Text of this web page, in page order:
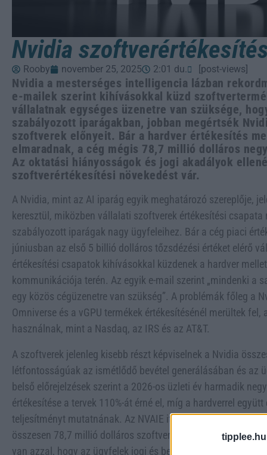
Nvidia
Rooby november 25, 2025 2:01 du. [post-views]
Nvidia a mesterséges intelligencia lázban
e-mailek szerint kihívásokkal küzd
vállalatnak egységes üzenetre van szüksége,
szabályozott iparágakban, jobban megértsék
szoftverek előnyeit. Bár a hardver értékesítés
elmaradnak, a cég mégis 78,7 millió dolláros
Az oktatási hiányosságok és jogi akadályok
szoftverértékesítési növekedést vár.
A Nvidia, mint az AI iparág egyik meghatározó szereplője,
keresztül, miközben vállalati szoftverek értékesítési
szabályozott iparágak nagy ügyfeleihez. Bár a cég piaci
júniusban az első 5 billió dolláros tőzsdézési értéket elérő
értékesítési csapatok kihívásokkal küzdenek a hardver
kommunikációja terén. Az egyik e-mail szerint „mindenki a
egy közös cégüzenetre van szükség”. A problémák főleg a
Omniverse és a vGPU termékek értékesítésénél merültek
használnak, mint a Nasdaq, az IRS és az AT&T.
A szoftverek jelenleg kisebb részt képviselnek a Nvidia
létfontosságúak az ismétlődő bevétel generálásában és az
belső előrejelzések szerint a 2026-os üzleti év harmadik
értékesítése a tervek 110%-át érné el, míg a hardverrel
teljesítményt mutatnának. Az NVAIE itt kiemelkedő, a cél
összesen 78,7 millió dolláros szoftverértékesítési becslést
van azzal, hogy az ügyfelek jogi és beszerzési csapataival